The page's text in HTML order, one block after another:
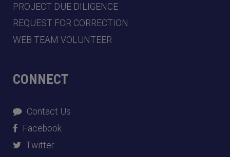
PROJECT DUE DILIGENCE
REQUEST FOR CORRECTION
WEB TEAM VOLUNTEER
CONNECT
Contact Us
Facebook
Twitter